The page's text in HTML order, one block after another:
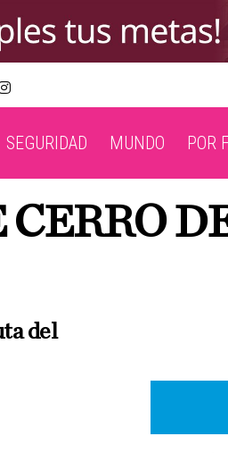
SEGURIDAD MUNDO POR
CERRO
del